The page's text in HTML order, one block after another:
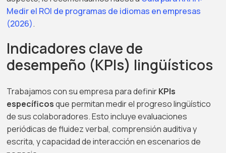
Medir el ROI de programas de idiomas en empresas
(2026).
Indicadores clave de
desempeño (KPIs) lingüísticos
Trabajamos con su empresa para definirKPIs
específicosque permitan medir el progreso lingüístico
de sus colaboradores. Esto incluye evaluaciones
periódicas de fluidez verbal, comprensión auditiva y
escrita, y capacidad de interacción en escenarios de